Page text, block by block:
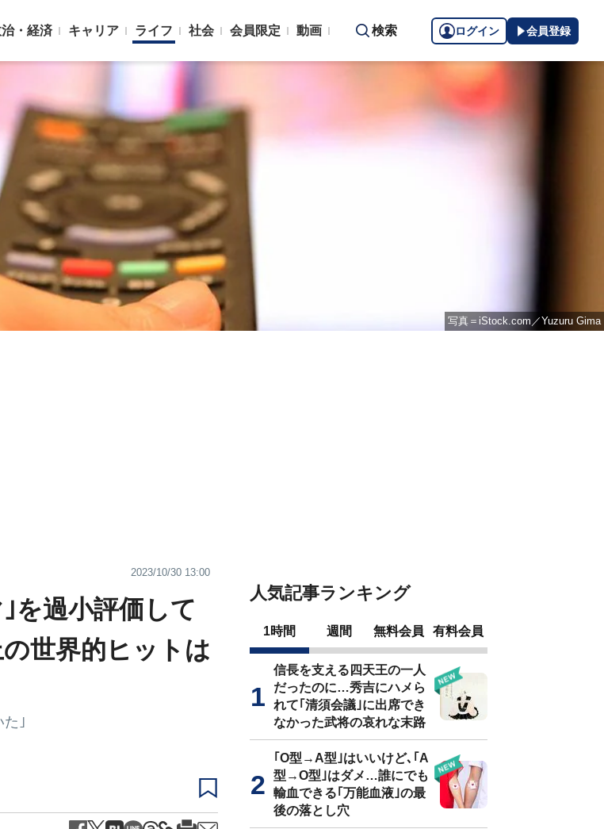
・経済 キャリア ライフ 社会 会員限定 動画 検索 ログイン 会員登録
写真＝iStock.com／Yuzuru Gima
2023/10/30 13:00
を過小評価して
世界的ヒットは
｣
人気記事ランキング
1時間 週間 無料会員 有料会員
信長を支える四天王の一人
だったのに…秀吉にハメら
れて｢清須会議｣に出席でき
なかった武将の哀れな末路
｢O型→A型｣はいいけど､｢A
型→O型｣はダメ…誰にでも
輸血できる｢万能血液｣の最
後の落とし穴